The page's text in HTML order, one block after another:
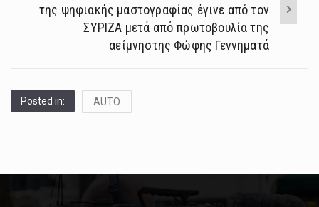
της ψηφιακής μαστογραφίας έγινε από τον
ΣΥΡΙΖΑ μετά από πρωτοβουλία της
αείμνηστης Φώφης Γεννηματά
Posted in: AUTO